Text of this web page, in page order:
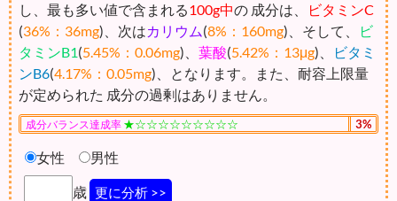
し、最も多い値で含まれる100g中の 成分は、
ビタミンC
(36%：36mg)、次はカリウム(8%：160mg)、そして、
ビ
タミンB1(5.45%：0.06mg)、 葉酸(5.42%：13μg)、
ビタミ
ンB6(4.17%：0.05mg)、となります。また、耐容上限量
が定められた 成分の過剰はありません。
成分バランス達成率 ★☆☆☆☆☆☆☆☆☆ 3%
女性 男性
歳 更に分析 >>